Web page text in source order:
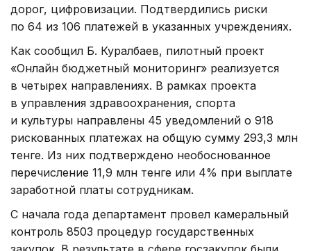
дорог, цифровизации. Подтвердились риски
по 64 из 106 платежей в указанных учреждениях.
Как сообщил Б. Куралбаев, пилотный проект
«Онлайн бюджетный мониторинг» реализуется
в четырех направлениях. В рамках проекта
в управления здравоохранения, спорта
и культуры направлены 45 уведомлений о 918
рискованных платежах на общую сумму 293,3 млн
тенге. Из них подтверждено необоснованное
перечисление 11,9 млн тенге или 4% при выплате
заработной платы сотрудникам.
С начала года департамент провел камеральный
контроль 8503 процедур государственных